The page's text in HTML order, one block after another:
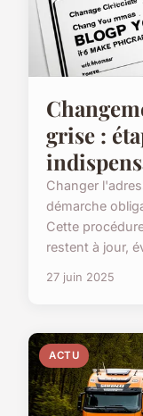
grise :
Changer
démarche
Cette
restent à jour,
27 juin 2025
ACTU